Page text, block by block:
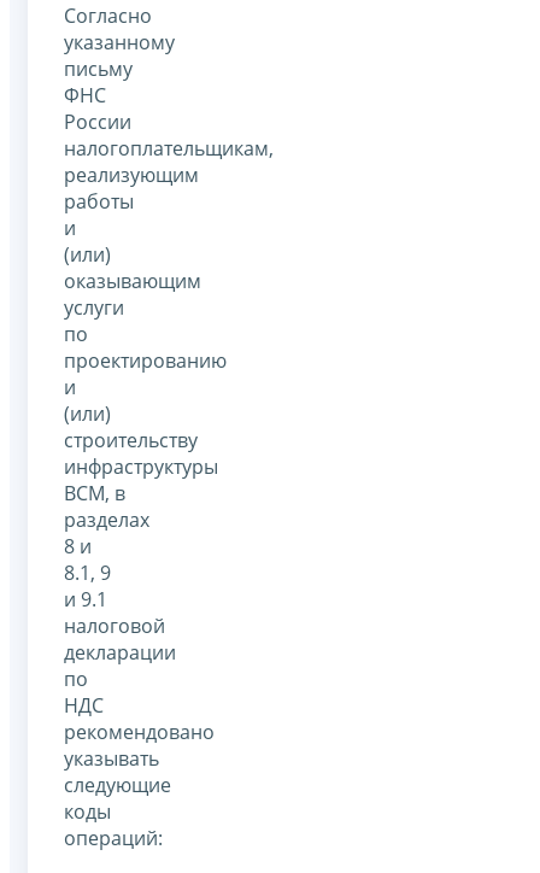
Согласно
указанному
письму
ФНС
России
налогоплательщикам,
реализующим
работы
и
(или)
оказывающим
услуги
по
проектированию
и
(или)
строительству
инфраструктуры
ВСМ, в
разделах
8 и
8.1, 9
и 9.1
налоговой
декларации
по
НДС
рекомендовано
указывать
следующие
коды
операций: